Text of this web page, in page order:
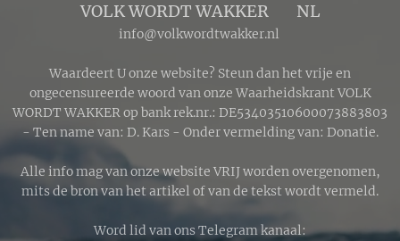
VOLK WORDT WAKKER 🔴 NL
info@volkwordtwakker.nl
Waardeert U onze website? Steun dan het vrije en
ongecensureerde woord van onze Waarheidskrant VOLK
WORDT WAKKER op bank rek.nr.: DE53403510600073883803
- Ten name van: D. Kars - Onder vermelding van: Donatie.
Alle info mag van onze website VRIJ worden overgenomen,
mits de bron van het artikel of van de tekst wordt vermeld.
Word lid van ons Telegram kanaal: